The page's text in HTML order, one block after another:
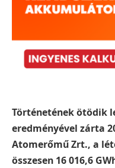
Történetének ötödik
eredményével zárta
Atomerőmű Zrt., a
összesen 16 016,6